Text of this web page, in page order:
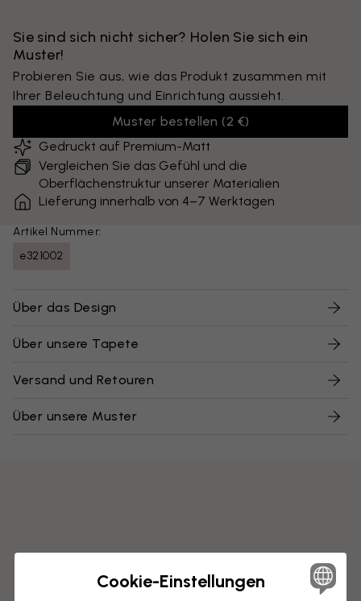
Sie sind sich nicht sicher? Holen Sie sich ein
Muster!
Probieren Sie aus, wie das Produkt zusammen mit
Ihrer Beleuchtung und Einrichtung aussieht.
Muster bestellen (2 €)
Gedruckt auf Premium-Matt
Vergleichen Sie das Gefühl und die
Oberflächenstruktur unserer Materialien
Lieferung innerhalb von 4–7 Werktagen
Artikel Nummer:
e321002
Über das Design
Über unsere Tapete
Versand und Retouren
Über unsere Muster
Cookie-Einstellungen